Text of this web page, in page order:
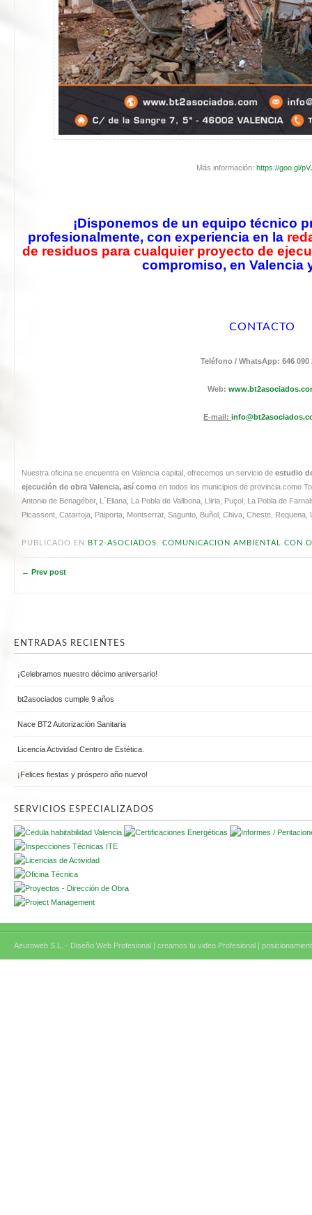
Más información: https://goo.gl/
¡Disponemos de un equipo técnico
profesionalmente, con experiencia en la
de residuos para cualquier proyecto de
compromiso, en Valencia
CONTACTO
Teléfono / WhatsApp: 646 090
Web:
E-mail:
Nuestra oficina se encuentra en Valencia capital, ofrecemos un servicio de estudio
ejecución de obra Valencia, así como en todos los municipios de provincia como
Antonio de Benagéber, L´Eliana, La Pobla de Vallbona, Lliria, Puçol, La Pobla de
Picassent, Catarroja, Paiporta, Montserrat, Sagunto, Buñol, Chiva, Cheste, Requena,
PUBLICADO EN BT2-ASOCIADOS COMUNICACION AMBIENTAL CON
← Prev post
ENTRADAS RECIENTES
¡Celebramos nuestro décimo aniversario!
bt2asociados cumple 9 años
Nace BT2 Autorización Sanitaria
Licencia Actividad Centro de Estética.
¡Felices fiestas y próspero año nuevo!
SERVICIOS ESPECIALIZADOS
Aeuroweb S.L. - Diseño Web Profesional | creamos tu video Profesional |